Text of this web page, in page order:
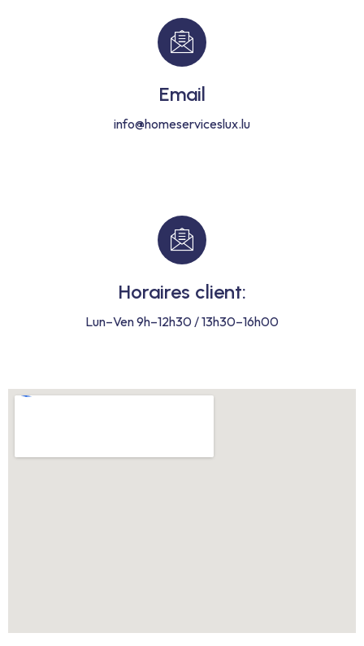
Email
info@homeserviceslux.lu
Horaires client:
Lun–Ven 9h–12h30 / 13h30–16h00